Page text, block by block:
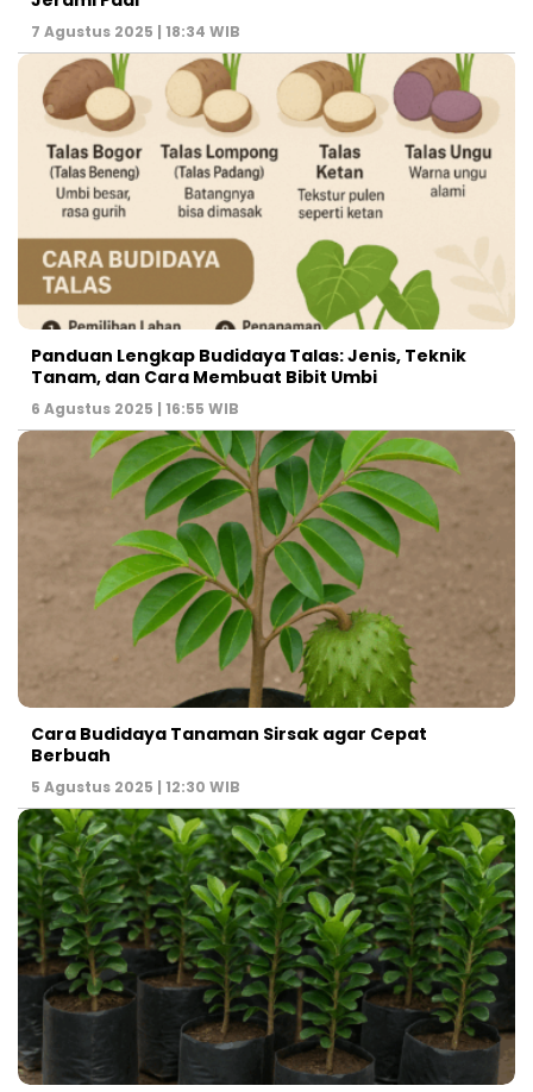
7 Agustus 2025 | 18:34 WIB
Panduan Lengkap Budidaya Talas: Jenis, Teknik
Tanam, dan Cara Membuat Bibit Umbi
6 Agustus 2025 | 16:55 WIB
Cara Budidaya Tanaman Sirsak agar Cepat
Berbuah
5 Agustus 2025 | 12:30 WIB